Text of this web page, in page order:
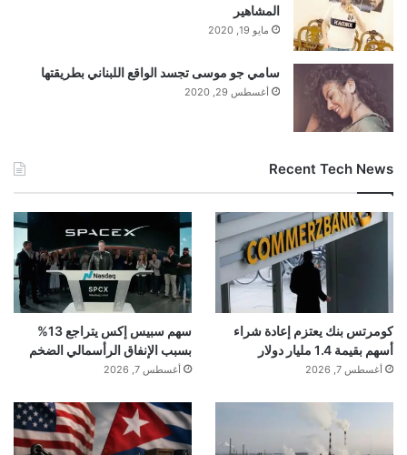
المشاهير
مايو 19, 2020
سامي جو موسى تجسد الواقع اللبناني بطريقتها
أغسطس 29, 2020
Recent Tech News
كومرتس بنك يعتزم إعادة شراء
أسهم بقيمة 1.4 مليار دولار
أغسطس 7, 2026
سهم سبيس إكس يتراجع 13%
بسبب الإنفاق الرأسمالي الضخم
أغسطس 7, 2026